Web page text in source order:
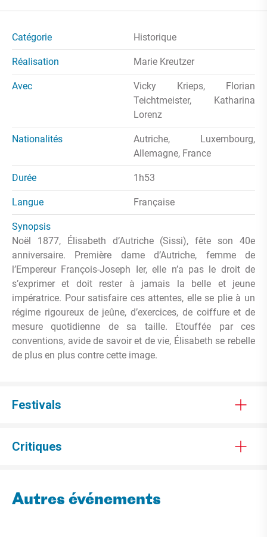
Catégorie Historique
Réalisation Marie Kreutzer
Avec
Vicky Krieps, Florian
Teichtmeister, Katharina
Lorenz
Nationalités
Autriche, Luxembourg,
Allemagne, France
Durée 1h53
Langue Française
Synopsis
Noël 1877, Élisabeth d’Autriche (Sissi), fête son 40e
anniversaire. Première dame d’Autriche, femme de
l’Empereur François-Joseph Ier, elle n’a pas le droit de
s’exprimer et doit rester à jamais la belle et jeune
impératrice. Pour satisfaire ces attentes, elle se plie à un
régime rigoureux de jeûne, d’exercices, de coiffure et de
mesure quotidienne de sa taille. Etouffée par ces
conventions, avide de savoir et de vie, Élisabeth se rebelle
de plus en plus contre cette image.
Festivals
Critiques
Autres événements